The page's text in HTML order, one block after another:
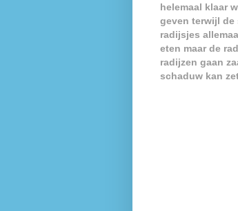
helemaal klaar
geven terwijl de
radijsjes
eten maar de
radijzen gaan
schaduw kan